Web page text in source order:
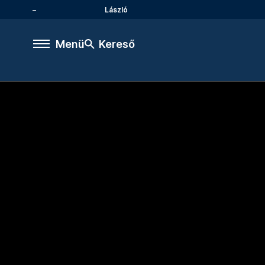
László
Menü Kereső